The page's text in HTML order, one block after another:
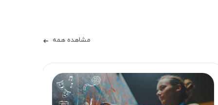
مشاهده همه ➜